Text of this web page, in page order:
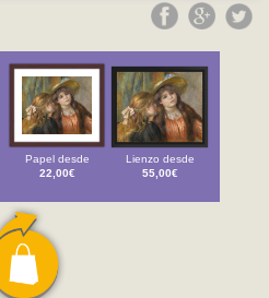
Papel desde
22,00€
Lienzo desde
55,00€